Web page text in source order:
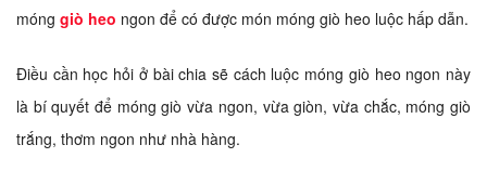
móng giò heo ngon để có được món móng giò heo luộc hấp dẫn.
Điều cần học hỏi ở bài chia sẽ cách luộc móng giò heo ngon này
là bí quyết để móng giò vừa ngon, vừa giòn, vừa chắc, móng giò
trắng, thơm ngon như nhà hàng.